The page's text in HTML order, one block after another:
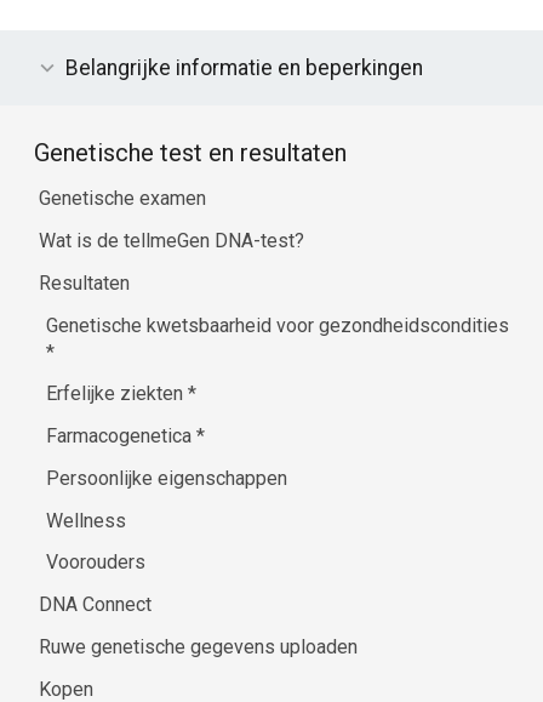
Belangrijke informatie en beperkingen
Genetische test en resultaten
Genetische examen
Wat is de tellmeGen DNA-test?
Resultaten
Genetische kwetsbaarheid voor gezondheidscondities
*
Erfelijke ziekten*
Farmacogenetica*
Persoonlijke eigenschappen
Wellness
Voorouders
DNA Connect
Ruwe genetische gegevens uploaden
Kopen